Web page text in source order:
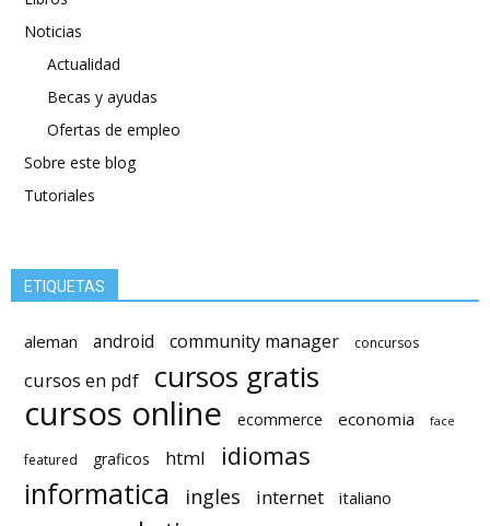
Noticias
Actualidad
Becas y ayudas
Ofertas de empleo
Sobre este blog
Tutoriales
ETIQUETAS
aleman android community manager concursos
cursos en pdf cursos gratis
cursos online ecommerce economia face
featured graficos html idiomas
informatica ingles internet italiano